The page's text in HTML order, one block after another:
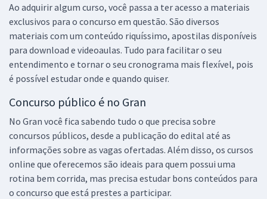
Ao adquirir algum curso, você passa a ter acesso a materiais
exclusivos para o concurso em questão. São diversos
materiais com um conteúdo riquíssimo, apostilas disponíveis
para download e videoaulas. Tudo para facilitar o seu
entendimento e tornar o seu cronograma mais flexível, pois
é possível estudar onde e quando quiser.
Concurso público é no Gran
No Gran você fica sabendo tudo o que precisa sobre
concursos públicos, desde a publicação do edital até as
informações sobre as vagas ofertadas. Além disso, os cursos
online que oferecemos são ideais para quem possui uma
rotina bem corrida, mas precisa estudar bons conteúdos para
o concurso que está prestes a participar.